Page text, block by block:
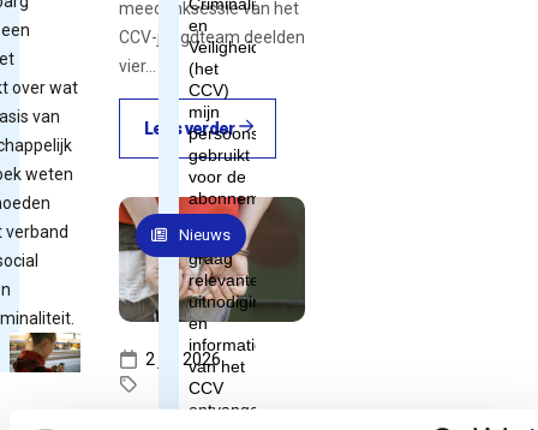
over wat
van
weten
verband
meedenksessie van het
CCV-jeugdteam deelden
vier…
Lees verder
2 juli 2026
Nieuws